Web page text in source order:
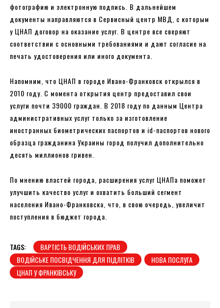
фотографию и электронную подпись. В дальнейшем
документы направляются в Сервисный центр МВД, с которым
у ЦНАП договор на оказание услуг. В центре все сверяют
соответствии с основными требованиями и дают согласие на
печать удостоверения или иного документа.
Напомним, что ЦНАП в городе Ивано-Франковск открылся в
2010 году. С момента открытия центр предоставил свои
услуги почти 39000 граждан. В 2018 году по данным Центра
административных услуг только за изготовление
иностранных биометрических паспортов и id-паспортов нового
образца гражданина Украины город получил дополнительно
десять миллионов гривен.
По мнению властей города, расширения услуг ЦНАПа поможет
улучшить качество услуг и охватить больший сегмент
населения Ивано-Франковска, что, в свою очередь, увеличит
поступления в бюджет города.
TAGS:
ВАРТІСТЬ ВОДІЙСЬКИХ ПРАВ
ВОДІЙСЬКЕ ПОСВІДЧЕННЯ ДЛЯ ПІДЛІТКІВ
НОВА ПОСЛУГА
ЦНАП У ФРАНКІВСЬКУ